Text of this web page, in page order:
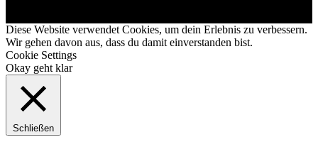
Diese Website verwendet Cookies, um dein Erlebnis zu verbessern.
Wir gehen davon aus, dass du damit einverstanden bist.
Cookie Settings
Okay geht klar
Schließen